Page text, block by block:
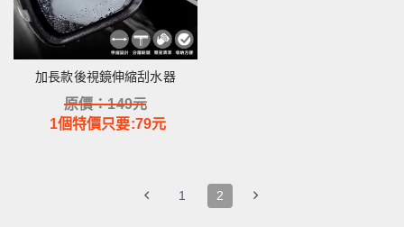
加長款後視鏡伸縮刮水器
原價：149元
1個特價只要:79元
1 2